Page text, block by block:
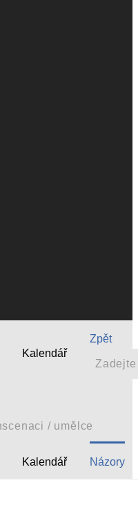
Kalendář
Zpět
Kalendář Názory